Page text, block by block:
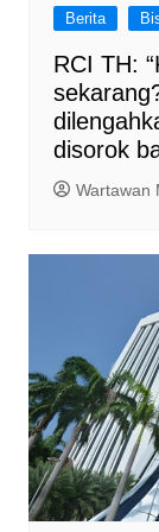
Berita
RCI TH:
disorok
Wartawan